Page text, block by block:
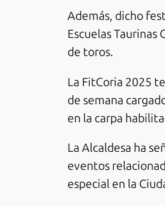
Además, dicho
Escuelas Taurinas
de toros.
La FitCoria 2025
de semana
en la carpa
La Alcaldesa ha
eventos
especial en la